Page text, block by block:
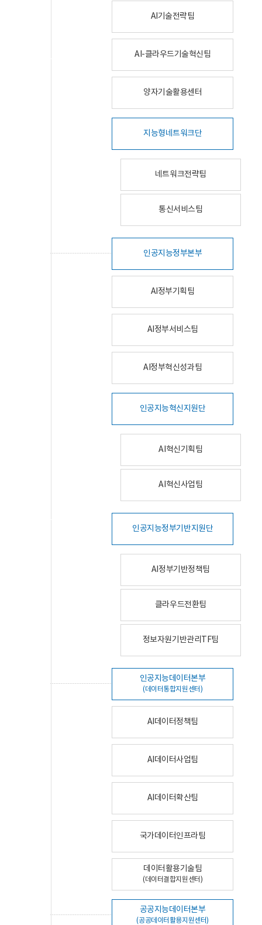
AI기술전략팀
AI-클라우드기술혁신팀
양자기술활용센터
지능형네트워크단
네트워크전략팀
통신서비스팀
인공지능정부본부
AI정부기획팀
AI정부서비스팀
AI정부혁신성과팀
인공지능혁신지원단
AI혁신기획팀
AI혁신사업팀
인공지능정부기반지원단
AI정부기반정책팀
클라우드전환팀
정보자원기반관리TF팀
인공지능데이터본부
(데이터통합지원센터)
AI데이터정책팀
AI데이터사업팀
AI데이터확산팀
국가데이터인프라팀
데이터활용기술팀
(데이터결합지원센터)
공공지능데이터본부
(공공데이터활용지원센터)